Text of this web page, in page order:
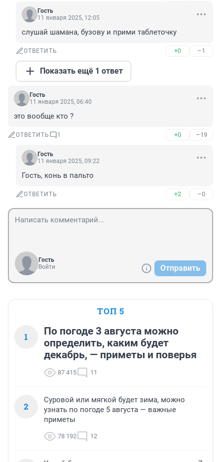
Гость
11 января 2025, 12:05
слушай шамана, бузову и прими таблеточку
ОТВЕТИТЬ +0 –1
Показать ещё 1 ответ
Гость
11 января 2025, 06:40
это вообще кто ?
ОТВЕТИТЬ 1 +0 –19
Гость
11 января 2025, 09:22
Гость, конь в пальто
ОТВЕТИТЬ +2 –0
Гость
Войти
Отправить
ТОП 5
1
По погоде 3 августа можно
определить, каким будет
декабрь, — приметы и поверья
87 415 11
2
Суровой или мягкой будет зима, можно
узнать по погоде 5 августа — важные
приметы
78 192 12